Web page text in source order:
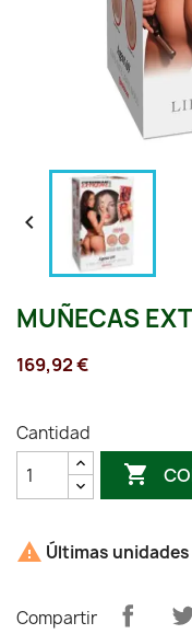

MUÑECAS
169,92 €
Cantidad

 Últimas
Compartir